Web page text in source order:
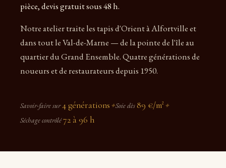
pièce, devis gratuit sous 48 h.
Notre atelier traite les tapis d'Orient à Alfortville et
dans tout le Val-de-Marne — de la pointe de l'île au
quartier du Grand Ensemble. Quatre générations de
noueurs et de restaurateurs depuis 1950.
Savoir-faire sur4 générations ✦Soie dès 89 €/m² ✦
Séchage contrôlé72 à 96 h